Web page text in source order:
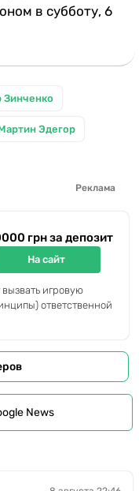
в субботу, 6
Зинченко
Эдегор
Реклама
грн за депозит
На сайт
игровую
ответственной
News